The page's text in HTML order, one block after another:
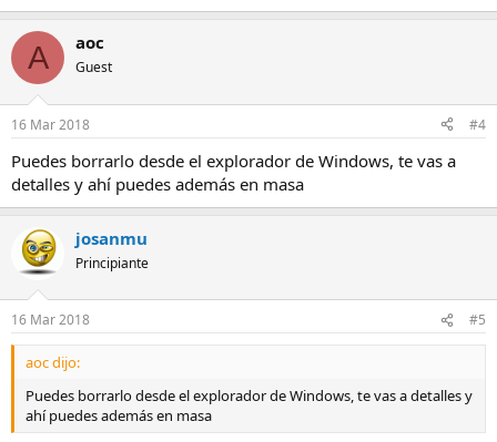
A aoc
Guest
16 Mar 2018 #4
Puedes borrarlo desde el explorador de Windows, te vas a
detalles y ahí puedes además en masa
josanmu
Principiante
16 Mar 2018 #5
aoc dijo:
Puedes borrarlo desde el explorador de Windows, te vas a detalles y
ahí puedes además en masa